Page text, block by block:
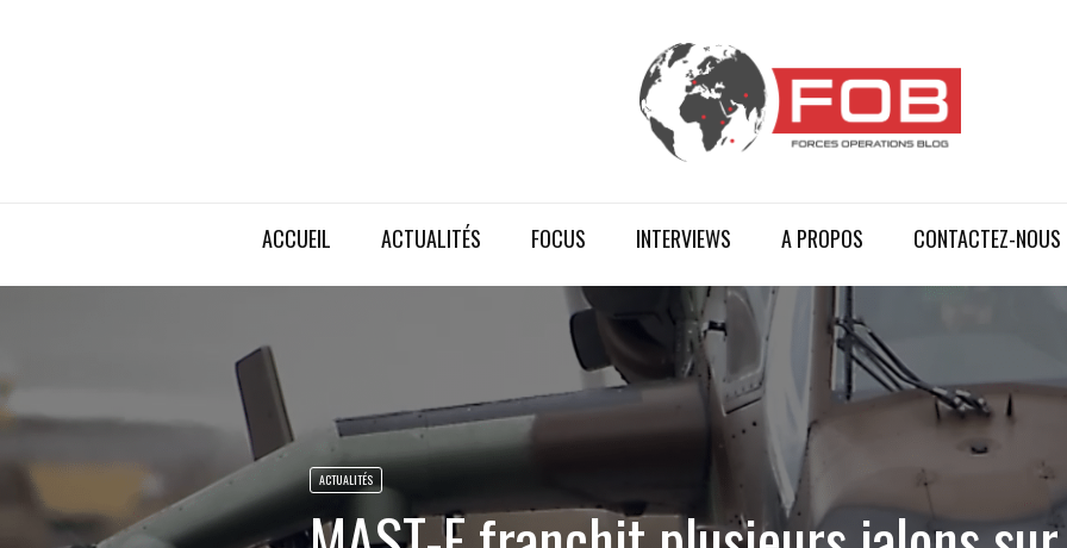
ACCUEIL ACTUALITÉS FOCUS INTERVIEWS A PROPOS CONTACTEZ-NOUS
ACTUALITÉS